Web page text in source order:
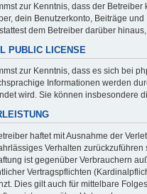
zur Kenntnis, dass der
dein Benutzerkonto, Beiträge
dem Betreiber darüber
PUBLIC LICENSE
zur Kenntnis, dass es sich bei
Informationen werden
wird. Sie können insbesondere
haftet mit Ausnahme der
Verhalten
ist gegenüber Verbrauchern
Vertragspflichten
Dies gilt auch für mittelbare